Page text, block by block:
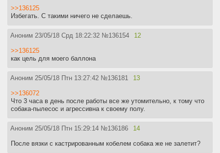
>>136125
Избегать. С такими ничего не сделаешь.
Аноним 23/05/18 Срд 18:22:32 №136154 12
>>136125
как цель для моего баллона
Аноним 25/05/18 Птн 13:27:42 №136181 13
>>136072
Что 3 часа в день после работы все же утомительно, к тому что
собака-пылесос и агрессивна к своему полу.
Аноним 25/05/18 Птн 15:29:14 №136186 14
После вязки с кастрированным кобелем собака же не залетит?